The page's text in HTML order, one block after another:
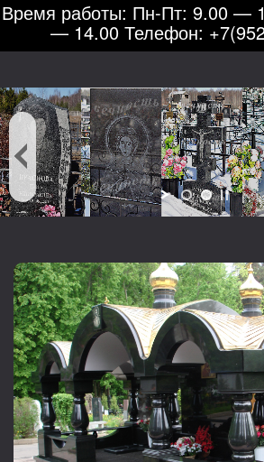
Время работы: Пн-Пт: 9.00 —
— 14.00 Телефон: